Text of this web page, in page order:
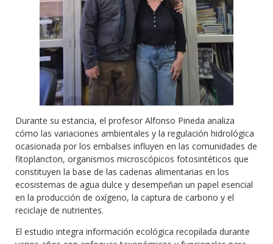
Durante su estancia, el profesor Alfonso Pineda analiza
cómo las variaciones ambientales y la regulación hidrológica
ocasionada por los embalses influyen en las comunidades de
fitoplancton, organismos microscópicos fotosintéticos que
constituyen la base de las cadenas alimentarias en los
ecosistemas de agua dulce y desempeñan un papel esencial
en la producción de oxígeno, la captura de carbono y el
reciclaje de nutrientes.
El estudio integra información ecológica recopilada durante